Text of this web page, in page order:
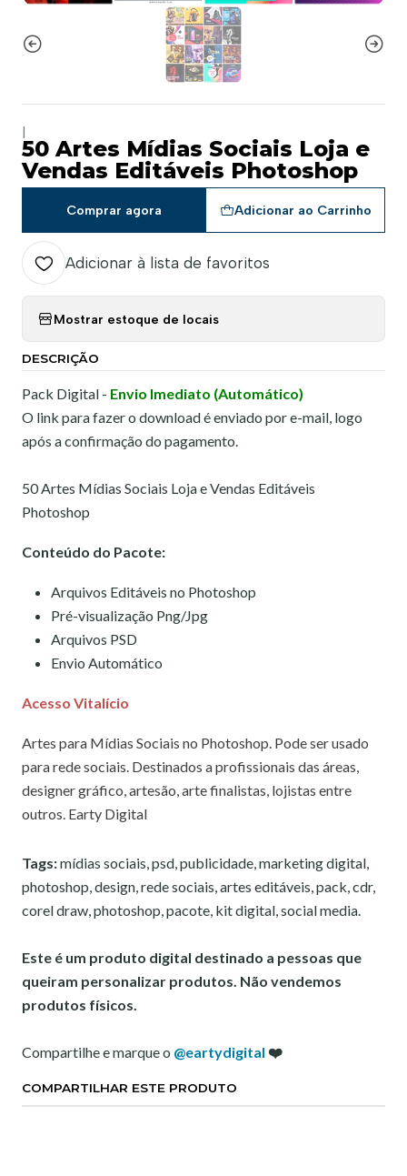
50 Artes Mídias Sociais Loja e
Vendas Editáveis Photoshop
Adicionar ao Carrinho
Comprar agora
Adicionar à lista de favoritos
Mostrar estoque de locais
DESCRIÇÃO
Pack Digital - Envio Imediato (Automático)
O link para fazer o download é enviado por e-mail, logo
após a confirmação do pagamento.
50 Artes Mídias Sociais Loja e Vendas Editáveis
Photoshop
Conteúdo do Pacote:
Arquivos Editáveis no Photoshop
Pré-visualização Png/Jpg
Arquivos PSD
Envio Automático
Acesso Vitalício
Artes para Mídias Sociais no Photoshop. Pode ser usado
para rede sociais. Destinados a profissionais das áreas,
designer gráfico, artesão, arte finalistas, lojistas entre
outros. Earty Digital
Tags:mídias sociais, psd, publicidade, marketing digital,
photoshop, design, rede sociais, artes editáveis, pack, cdr,
corel draw, photoshop, pacote, kit digital, social media.
Este é um produto digital destinado a pessoas que
queiram personalizar produtos. Não vendemos
produtos físicos.
Compartilhe e marque o @eartydigital ❤️
COMPARTILHAR ESTE PRODUTO